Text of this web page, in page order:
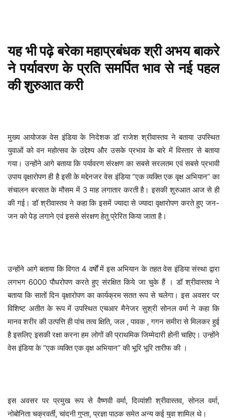
यह भी पढ़ेबरेका महाप्रबंधक श्री अभय बाकरे
ने पर्यावरण के प्रति समर्पित भाव से नई पहल
की शुरुआत करी
मुख्य आयोजक वेस इंडिया के निदेशक डॉ राजेश श्रीवास्तव ने बताया उपस्थित
युवाओं को वन महोत्सव के उद्देश्य और उसके प्रभाव के बारे में विस्तार से बताया
गया। उन्होंने आगे बताया कि पर्यावरण संरक्षण का सबसे सरलतम एवं सबसे प्रभावी
उपाय वृक्षारोपण ही है इसी के मद्देनजर वेस इंडिया “एक व्यक्ति एक वृक्ष अभियान” का
संचालन बरसात के मौसम में 3 माह लगातार करती है। इसकी शुरुआत आज से ही
की गई। डॉ श्रीवास्तव ने कहा कि इसमें ज्यादा से ज्यादा वृक्षारोपण करते हुए जन-
जन को पेड़ लगाने एवं इससे संरक्षण हेतु प्रेरित किया जाता है।
उन्होंने आगे बताया कि विगत 4 वर्षों में इस अभियान के तहत वेस इंडिया संस्था द्वारा
लगभग 6000 पौधरोपण करते हुए संरक्षित किये जा चुके हैं । डॉ श्रीवास्तव ने
बताया कि सातों दिन वृक्षारोपण का कार्यक्रम सतत रूप से चलेगा। इस अवसर पर
विशिष्ट अतीत के रूप में उपस्थित एचआर मैनेजर सुश्री सोनल वर्मा ने कहा कि
मानव शरीर की उत्पत्ति ही पांच तत्व क्षिति, जल , पावक , गगन समीरा से मिलकर हुई
है इसलिए इसकी रक्षा करना हम लोगों की प्राथमिक जिम्मेदारी होनी चाहिए। उन्होंने
वेस इंडिया के “एक व्यक्ति एक वृक्ष अभियान” की भूरि भूरि तारीफ की ।
इस अवसर पर प्रमुख रूप से वैष्णवी वर्मा, दिव्यांशी श्रीवास्तव, सोनल वर्मा,
नोबोनिता चक्रवर्ती, चांदनी गुप्ता, प्रज्ञा पाठक समेत अन्य कई युवा शामिल थे।